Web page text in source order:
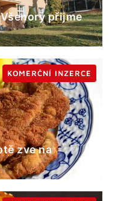
přijme
zve na
KOMERČNÍ INZERCE